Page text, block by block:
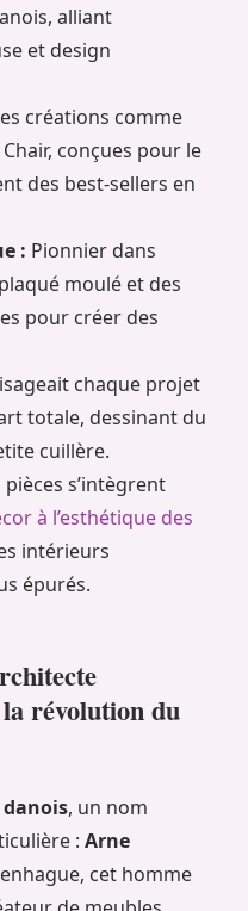
alliant
et design
créations comme
Chair, conçues pour le
des best-sellers en
: Pionnier dans
moulé et des
pour créer des
chaque projet
totale, dessinant du
cuillère.
pièces s’intègrent
à l’esthétique des
intérieurs
épurés.
révolution du
, un nom
: Arne
cet homme